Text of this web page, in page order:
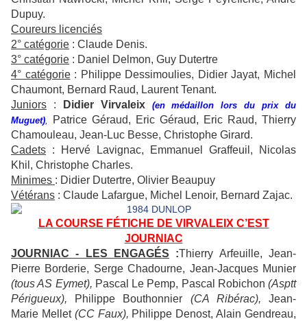
Dupuy.
Coureurs licenciés
2° catégorie : Claude Denis.
3° catégorie : Daniel Delmon, Guy Dutertre
4° catégorie: Philippe Dessimoulies, Didier Jayat, Michel
Chaumont, Bernard Raud, Laurent Tenant.
Juniors : Didier Virvaleix (en médaillon lors du prix du
Muguet),
Patrice Géraud, Eric Géraud, Eric Raud, Thierry
Chamouleau, Jean-Luc Besse, Christophe Girard.
Cadets : Hervé Lavignac, Emmanuel Graffeuil, Nicolas
Khil, Christophe Charles.
Minimes : Didier Dutertre, Olivier Beaupuy
Vétérans : Claude Lafargue, Michel Lenoir, Bernard Zajac.
LA COURSE FÉTICHE DE VIRVALEIX C’EST
JOURNIAC
JOURNIAC - LES ENGAGÉS :Thierry Arfeuille, Jean-
Pierre Borderie, Serge Chadourne, Jean-Jacques Munier
(tous AS Eymet), Pascal Le Pemp, Pascal Robichon (Asptt
Périgueux), Philippe Bouthonnier (CA Ribérac), Jean-
Marie Mellet (CC Faux), Philippe Denost, Alain Gendreau,